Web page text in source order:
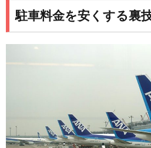
駐車料金を安くする裏